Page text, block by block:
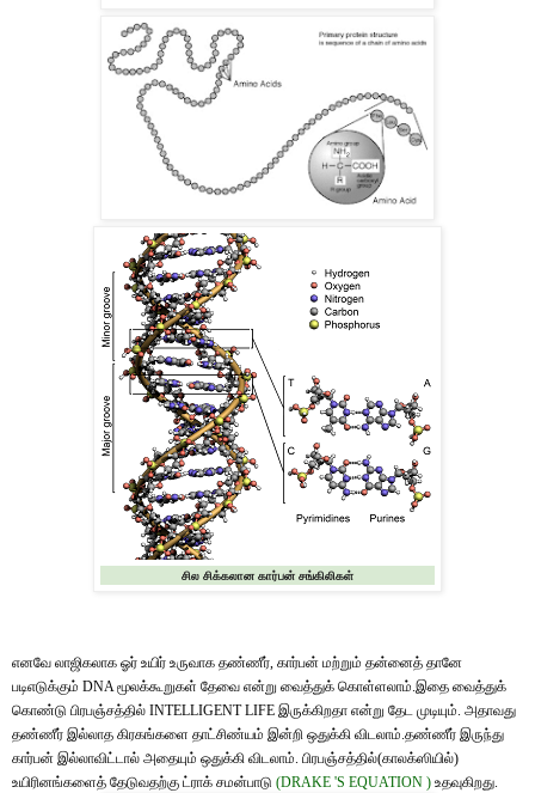
சில சிக்கலான கார்பன் சங்கிலிகள்
எனவே லாஜிகலாக ஓர் உயிர் உருவாக தண்ணீர், கார்பன் மற்றும் தன்னைத் தானே
படிஎடுக்கும் DNA மூலக்கூறுகள் தேவை என்று வைத்துக் கொள்ளலாம்.இதை வைத்துக்
கொண்டு பிரபஞ்சத்தில் INTELLIGENT LIFE இருக்கிறதா என்று தேட முடியும். அதாவது
தண்ணீர் இல்லாத கிரகங்களை தாட்சிண்யம் இன்றி ஒதுக்கி விடலாம்.தண்ணீர் இருந்து
கார்பன் இல்லாவிட்டால் அதையும் ஒதுக்கி விடலாம். பிரபஞ்சத்தில்(காலக்ஸியில்)
உயிரினங்களைத் தேடுவதற்கு ட்ராக் சமன்பாடு (DRAKE 'S EQUATION ) உதவுகிறது.